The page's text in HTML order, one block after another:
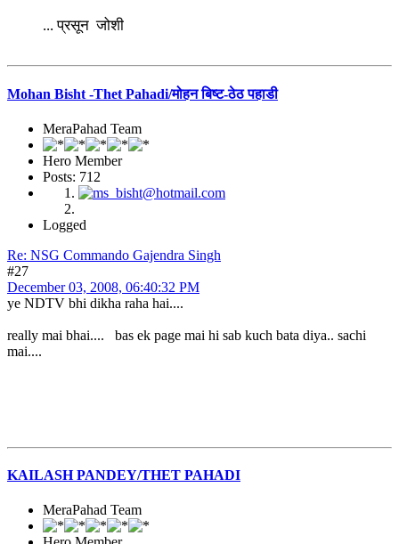
... प्रसून जोशी
Mohan Bisht -Thet Pahadi/मोहन बिष्ट-ठेठ पहाडी
MeraPahad Team
Hero Member
Posts: 712
Logged
Re: NSG Commando Gajendra Singh
#27
December 03, 2008, 06:40:32 PM
ye NDTV bhi dikha raha hai....
really mai bhai.... bas ek page mai hi sab kuch bata diya.. sachi
mai....
KAILASH PANDEY/THET PAHADI
MeraPahad Team